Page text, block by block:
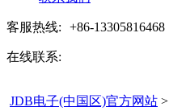
客服热线: +86-13305816468
在线联系:
JDB电子(中国区)官方网站 >